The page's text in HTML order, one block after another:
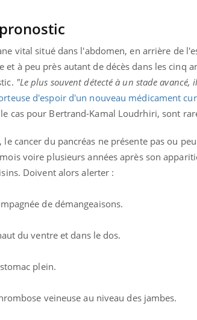
vital situé dans l'abdomen, en arrière de
et à peu près autant de décès dans les cinq
"Le plus souvent détecté à un stade
d'espoir d'un nouveau médicament
cas pour Bertrand-Kamal Loudrhiri, sont
cancer du pancréas ne présente pas ou
voire plusieurs années après son
Doivent alors alerter :
de démangeaisons.
du ventre et dans le dos.
plein.
veineuse au niveau des jambes.